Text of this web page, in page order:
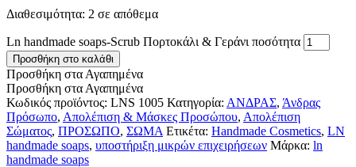
Διαθεσιμότητα: 2 σε απόθεμα
Ln handmade soaps-Scrub Πορτοκάλι & Γεράνι ποσότητα
Προσθήκη στο καλάθι
Προσθήκη στα Αγαπημένα
Προσθήκη στα Αγαπημένα
Κωδικός προϊόντος: LNS 1005 Κατηγορία: ΑΝΔΡΑΣ, Άνδρας
Πρόσωπο, Απολέπιση & Μάσκες Προσώπου, Απολέπιση
Σώματος, ΠΡΟΣΩΠΟ, ΣΩΜΑ Ετικέτα: Handmade Cosmetics, LN
handmade soaps, υποστήριξη μικρών επιχειρήσεων Μάρκα: ln
handmade soaps